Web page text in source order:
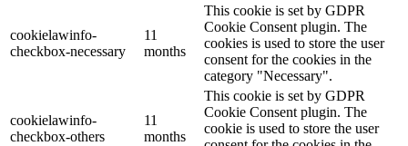
cookielawinfo-
checkbox-necessary
11
months
This cookie is set by GDPR
Cookie Consent plugin. The
cookies is used to store the user
consent for the cookies in the
category "Necessary".
cookielawinfo-
checkbox-others
11
months
This cookie is set by GDPR
Cookie Consent plugin. The
cookie is used to store the user